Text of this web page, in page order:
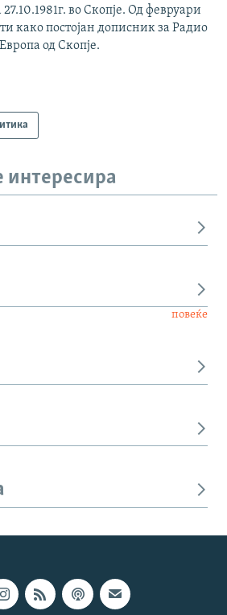
во Скопје. Од февруари
како постојан дописник за Радио
од Скопје.
повеќе